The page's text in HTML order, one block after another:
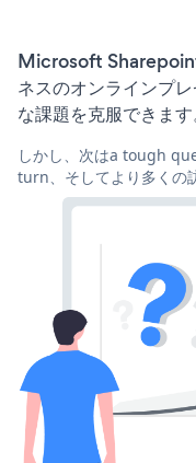
Microsoft
ネスのオンラインプ
な課題を克服できます
しかし、次はa tough
turn、そしてより多くの